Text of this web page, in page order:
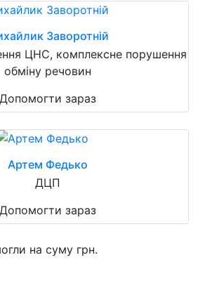
Заворотній
ЦНС, комплексне порушення
обміну речовин
Допомогти зараз
Артем Федько
ДЦП
Допомогти зараз
на суму грн.